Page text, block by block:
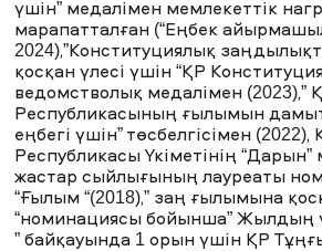
үшін” медалімен мемлекеттік
марапатталған (“Еңбек
2024),”Конституциялық
қосқан үлесі үшін “ҚР
ведомстволық медалімен (2023),”
Республикасының ғылымын
еңбегі үшін” төсбелгісімен (2022),
Республикасы Үкіметінің “Дарын”
жастар сыйлығының лауреаты
“Ғылым “(2018),” заң ғылымына
“номинациясы бойынша” Жылдың
” байқауында 1 орын үшін ҚР